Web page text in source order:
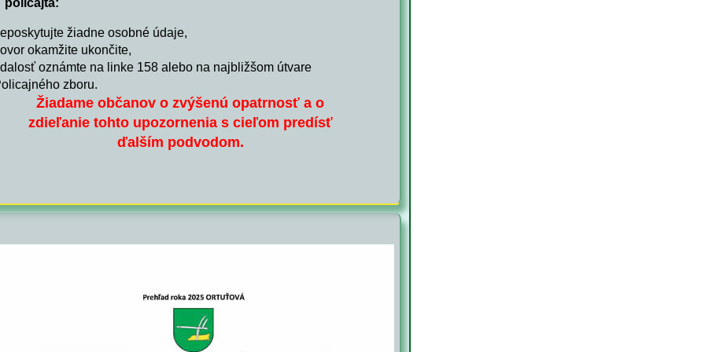
policajta:
žiadne osobné údaje,
okamžite ukončite,
oznámte na linke 158 alebo na najbližšom útvare
zboru.
Žiadame občanov o zvýšenú opatrnosť a o
zdieľanie tohto upozornenia s cieľom predísť
ďalším podvodom.